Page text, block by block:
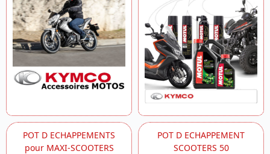
POT D ECHAPPEMENTS
pour MAXI-SCOOTERS
POT D ECHAPPEMENT
SCOOTERS 50